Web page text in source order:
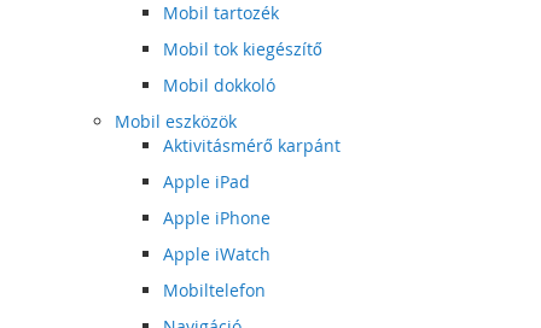
Mobil tartozék
Mobil tok kiegészítő
Mobil dokkoló
Mobil eszközök
Aktivitásmérő karpánt
Apple iPad
Apple iPhone
Apple iWatch
Mobiltelefon